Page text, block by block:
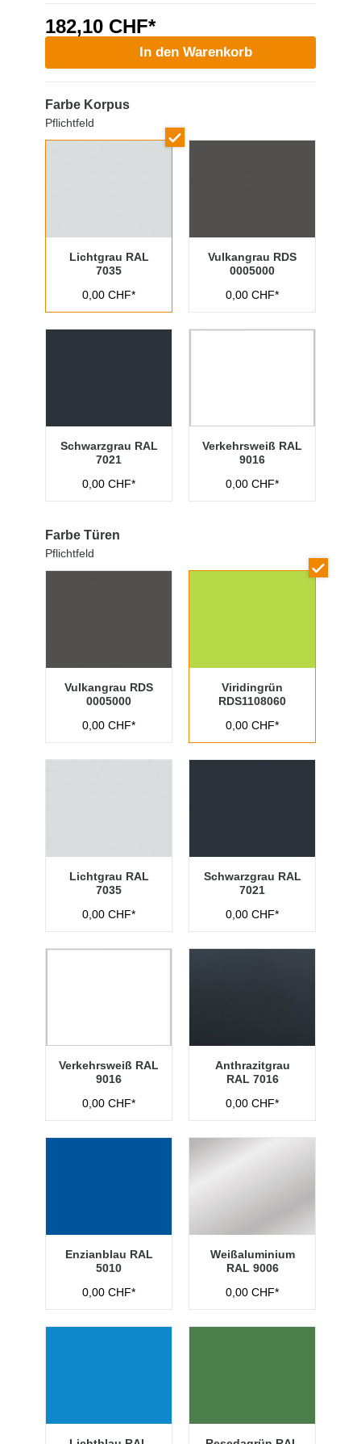
182,10 CHF*
In den Warenkorb
Farbe Korpus
Pflichtfeld
Lichtgrau RAL
7035
0,00 CHF*
Vulkangrau RDS
0005000
0,00 CHF*
Schwarzgrau RAL
7021
0,00 CHF*
Verkehrsweiß RAL
9016
0,00 CHF*
Farbe Türen
Pflichtfeld
Vulkangrau RDS
0005000
0,00 CHF*
Viridingrün
RDS1108060
0,00 CHF*
Lichtgrau RAL
7035
0,00 CHF*
Schwarzgrau RAL
7021
0,00 CHF*
Verkehrsweiß RAL
9016
0,00 CHF*
Anthrazitgrau
RAL 7016
0,00 CHF*
Enzianblau RAL
5010
0,00 CHF*
Weißaluminium
RAL 9006
0,00 CHF*